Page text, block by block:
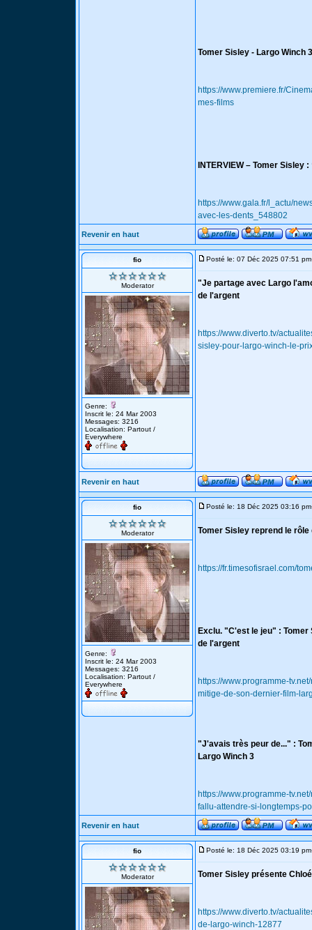
Tomer Sisley - Largo
https://www.premiere.fr/
mes-films
INTERVIEW – Tomer
https://www.gala.fr/l_actu/
avec-les-dents_548802
Revenir en haut
fio
Moderator
Genre:
Inscrit le: 24 Mar 2003
Messages: 3216
Localisation: Partout /
Everywhere
Posté le: 07 Déc 2025 07:51 pm
"Je partage avec Largo
de l'argent
https://www.diverto.tv/
sisley-pour-largo-winch-le-
Revenir en haut
fio
Moderator
Genre:
Inscrit le: 24 Mar 2003
Messages: 3216
Localisation: Partout /
Everywhere
Posté le: 18 Déc 2025 03:16 pm
Tomer Sisley reprend le
https://fr.timesofisrael.com/
Exclu. "C'est le jeu" :
de l'argent
https://www.programme-
mitige-de-son-dernier-film-
"J'avais très peur de..." :
Largo Winch 3
https://www.programme-
fallu-attendre-si-longtemps-
Revenir en haut
fio
Moderator
Posté le: 18 Déc 2025 03:19 pm
Tomer Sisley présente
https://www.diverto.tv/
de-largo-winch-12877